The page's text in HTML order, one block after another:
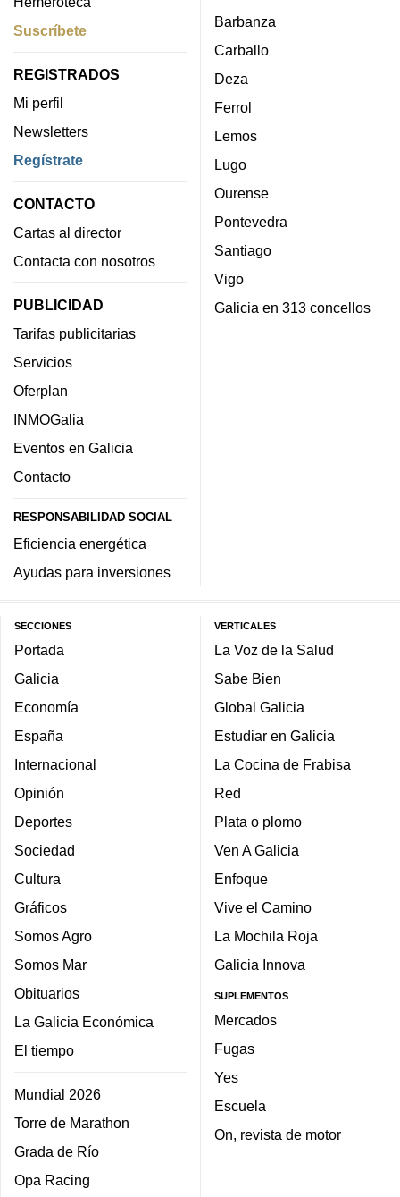
Suscríbete
REGISTRADOS
Mi perfil
Newsletters
Regístrate
CONTACTO
Cartas al director
Contacta con nosotros
PUBLICIDAD
Tarifas publicitarias
Servicios
Oferplan
INMOGalia
Eventos en Galicia
Contacto
RESPONSABILIDAD SOCIAL
Eficiencia energética
Ayudas para inversiones
Barbanza
Carballo
Deza
Ferrol
Lemos
Lugo
Ourense
Pontevedra
Santiago
Vigo
Galicia en 313 concellos
SECCIONES
Portada
Galicia
Economía
España
Internacional
Opinión
Deportes
Sociedad
Cultura
Gráficos
Somos Agro
Somos Mar
Obituarios
La Galicia Económica
El tiempo
Mundial 2026
Torre de Marathon
Grada de Río
Opa Racing
VERTICALES
La Voz de la Salud
Sabe Bien
Global Galicia
Estudiar en Galicia
La Cocina de Frabisa
Red
Plata o plomo
Ven A Galicia
Enfoque
Vive el Camino
La Mochila Roja
Galicia Innova
SUPLEMENTOS
Mercados
Fugas
Yes
Escuela
On, revista de motor